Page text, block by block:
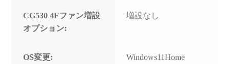
CG530 4Fファン増設
オプション:
増設なし
OS変更: Windows11Home